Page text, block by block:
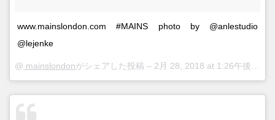
www.mainslondon.com #MAINS photo by @anlestudio
@lejenke
@ mainslondonがシェアした投稿 – 2月 28, 2018 at 1:26午後 PST